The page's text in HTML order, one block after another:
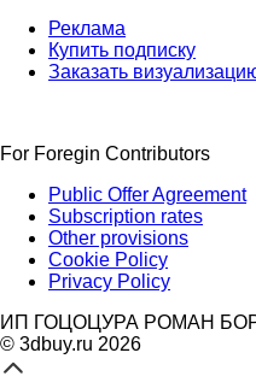
Реклама
Купить подписку
Заказать
For Foregin Contributors
Public Offer Agreement
Subscription rates
Other provisions
Cookie Policy
Privacy Policy
ИП ГОЦОЦУРА РОМАН
© 3dbuy.ru 2026